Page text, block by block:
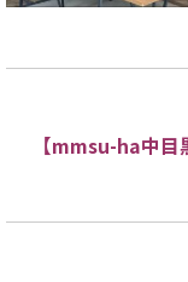
【mmsu-ha中目